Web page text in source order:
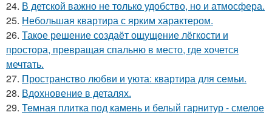
24. В детской важно не только удобство, но и атмосфера.
25. Небольшая квартира с ярким характером.
26. Такое решение создаёт ощущение лёгкости и
простора, превращая спальню в место, где хочется
мечтать.
27. Пространство любви и уюта: квартира для семьи.
28. Вдохновение в деталях.
29. Темная плитка под камень и белый гарнитур - смелое